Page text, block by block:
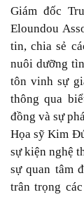
Giám đốc
Eloundou
tin, chia sẻ
nuôi dưỡng
tôn vinh sự
thông qua
đồng và sự
Họa sỹ Kim
sự kiện nghệ
sự quan tâm
trân trọng